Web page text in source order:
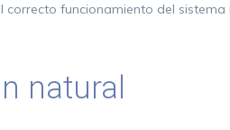
correcto funcionamiento del
natural